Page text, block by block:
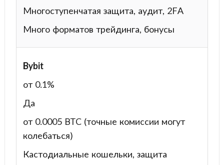
Многоступенчатая защита, аудит, 2FA
Много форматов трейдинга, бонусы
Bybit
от 0.1%
Да
от 0.0005 BTC (точные комиссии могут
колебаться)
Кастодиальные кошельки, защита